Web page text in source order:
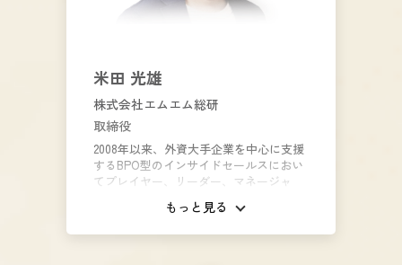
米田 光雄
株式会社エムエム総研
取締役
2008年以来、外資大手企業を中心に支援
するBPO型のインサイドセールスにおい
てプレイヤー、リーダー、マネージャ
ー、組織長を歴任。 2017年より、デジタ
ルセールス・アカデミーを立ち上げイン
もっと見る